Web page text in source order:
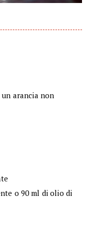
arancia non
o 90 ml di olio di